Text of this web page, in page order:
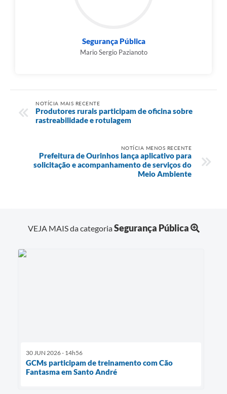
Segurança Pública
Mario Sergio Pazianoto
NOTÍCIA MAIS RECENTE
Produtores rurais participam de oficina sobre
rastreabilidade e rotulagem
NOTÍCIA MENOS RECENTE
Prefeitura de Ourinhos lança aplicativo para
solicitação e acompanhamento de serviços do
Meio Ambiente
VEJA MAIS da categoriaSegurança Pública
30 JUN 2026 - 14h56
GCMs participam de treinamento com Cão
Fantasma em Santo André